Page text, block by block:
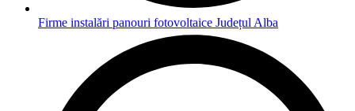
Firme instalări panouri fotovoltaice Județul Alba